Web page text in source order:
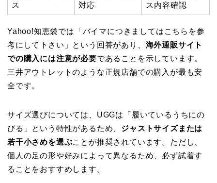
ス
対応
ス内容確認
Yahoo!知恵袋では「バイマにつきましてはこちらを参
考にして下さい」という回答があり、 海外通販サイト
での購入には注意が必要であることを示しています。
三井アウトレットのような正規店舗での購入が最も安
全です。
サイズ選びについては、UGGは「履いているうちにの
びる」という特性があるため、 ジャストサイズまたは
若干小さめを選ぶことが推奨されています。ただし、
個人の足の形や好みによって異なるため、必ず試着す
ることをおすすめします。